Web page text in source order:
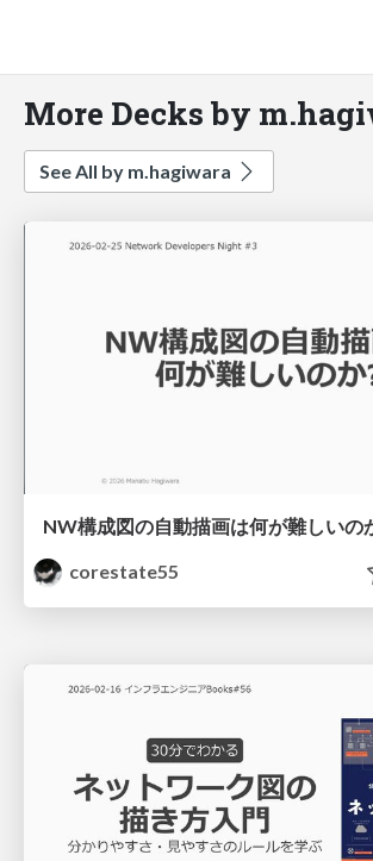
More Decks by
See All by m.hagiwara
corestate55